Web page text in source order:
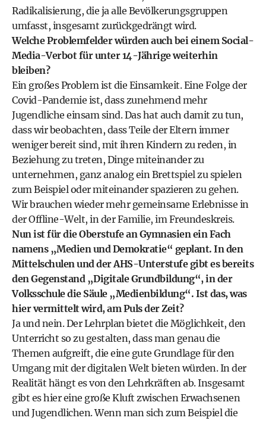
Radikalisierung, die ja alle Bevölkerungsgruppen
umfasst, insgesamt zurückgedrängt wird.
Welche Problemfelder würden auch bei einem Social-
Media-Verbot für unter 14-Jährige weiterhin
bleiben?
Ein großes Problem ist die Einsamkeit. Eine Folge der
Covid-Pandemie ist, dass zunehmend mehr
Jugendliche einsam sind. Das hat auch damit zu tun,
dass wir beobachten, dass Teile der Eltern immer
weniger bereit sind, mit ihren Kindern zu reden, in
Beziehung zu treten, Dinge miteinander zu
unternehmen, ganz analog ein Brettspiel zu spielen
zum Beispiel oder miteinander spazieren zu gehen.
Wir brauchen wieder mehr gemeinsame Erlebnisse in
der Offline-Welt, in der Familie, im Freundeskreis.
Nun ist für die Oberstufe an Gymnasien ein Fach
namens „Medien und Demokratie“ geplant. In den
Mittelschulen und der AHS-Unterstufe gibt es bereits
den Gegenstand „Digitale Grundbildung“, in der
Volksschule die Säule „Medienbildung“. Ist das, was
hier vermittelt wird, am Puls der Zeit?
Ja und nein. Der Lehrplan bietet die Möglichkeit, den
Unterricht so zu gestalten, dass man genau die
Themen aufgreift, die eine gute Grundlage für den
Umgang mit der digitalen Welt bieten würden. In der
Realität hängt es von den Lehrkräften ab. Insgesamt
gibt es hier eine große Kluft zwischen Erwachsenen
und Jugendlichen. Wenn man sich zum Beispiel die